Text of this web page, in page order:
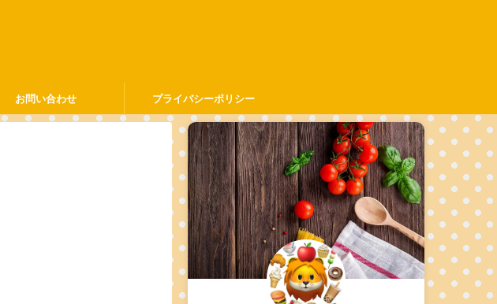
お問い合わせ プライバシーポリシー